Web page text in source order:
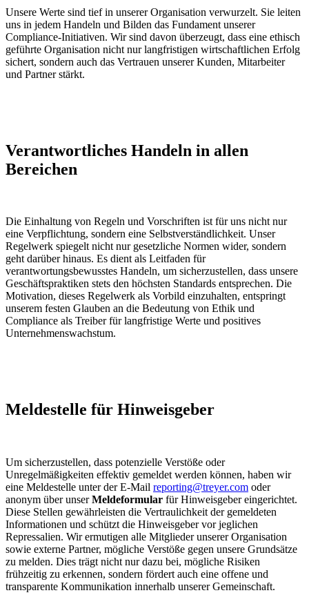
Unsere Werte sind tief in unserer Organisation verwurzelt. Sie leiten
uns in jedem Handeln und Bilden das Fundament unserer
Compliance-Initiativen. Wir sind davon überzeugt, dass eine ethisch
geführte Organisation nicht nur langfristigen wirtschaftlichen Erfolg
sichert, sondern auch das Vertrauen unserer Kunden, Mitarbeiter
und Partner stärkt.
Verantwortliches Handeln in allen
Bereichen
Die Einhaltung von Regeln und Vorschriften ist für uns nicht nur
eine Verpflichtung, sondern eine Selbstverständlichkeit. Unser
Regelwerk spiegelt nicht nur gesetzliche Normen wider, sondern
geht darüber hinaus. Es dient als Leitfaden für
verantwortungsbewusstes Handeln, um sicherzustellen, dass unsere
Geschäftspraktiken stets den höchsten Standards entsprechen. Die
Motivation, dieses Regelwerk als Vorbild einzuhalten, entspringt
unserem festen Glauben an die Bedeutung von Ethik und
Compliance als Treiber für langfristige Werte und positives
Unternehmenswachstum.
Meldestelle für Hinweisgeber
Um sicherzustellen, dass potenzielle Verstöße oder
Unregelmäßigkeiten effektiv gemeldet werden können, haben wir
eine Meldestelle unter der E-Mail reporting@treyer.com oder
anonym über unserMeldeformular für Hinweisgeber eingerichtet.
Diese Stellen gewährleisten die Vertraulichkeit der gemeldeten
Informationen und schützt die Hinweisgeber vor jeglichen
Repressalien. Wir ermutigen alle Mitglieder unserer Organisation
sowie externe Partner, mögliche Verstöße gegen unsere Grundsätze
zu melden. Dies trägt nicht nur dazu bei, mögliche Risiken
frühzeitig zu erkennen, sondern fördert auch eine offene und
transparente Kommunikation innerhalb unserer Gemeinschaft.